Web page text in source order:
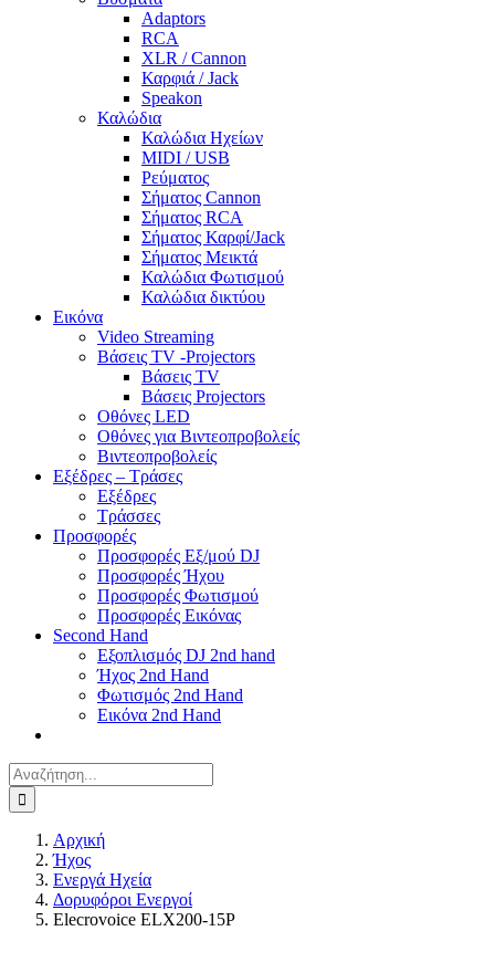
Adaptors
RCA
XLR / Cannon
Καρφιά / Jack
Speakon
Καλώδια
Καλώδια Ηχείων
MIDI / USB
Ρεύματος
Σήματος Cannon
Σήματος RCA
Σήματος Καρφί/Jack
Σήματος Μεικτά
Καλώδια Φωτισμού
Καλώδια δικτύου
Εικόνα
Video Streaming
Βάσεις TV -Projectors
Βάσεις TV
Βάσεις Projectors
Οθόνες LED
Οθόνες για Βιντεοπροβολείς
Βιντεοπροβολείς
Εξέδρες – Τράσες
Εξέδρες
Τράσσες
Προσφορές
Προσφορές Εξ/μού DJ
Προσφορές Ήχου
Προσφορές Φωτισμού
Προσφορές Εικόνας
Second Hand
Εξοπλισμός DJ 2nd hand
Ήχος 2nd Hand
Φωτισμός 2nd Hand
Εικόνα 2nd Hand
Αναζήτηση
για:
Αρχική
Ήχος
Ενεργά Ηχεία
Δορυφόροι Ενεργοί
Elecrovoice ELX200-15P